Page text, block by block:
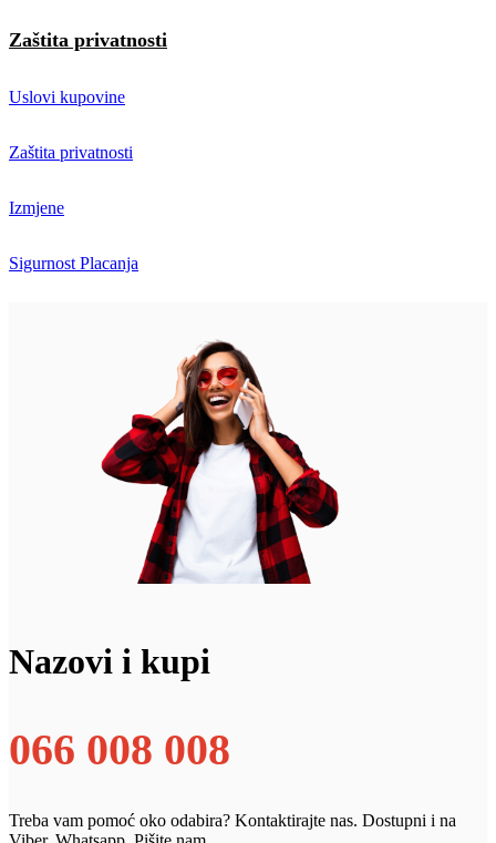
Zaštita privatnosti
Uslovi kupovine
Zaštita privatnosti
Izmjene
Sigurnost Placanja
Nazovi i kupi
066 008 008
Treba vam pomoć oko odabira? Kontaktirajte nas. Dostupni i na